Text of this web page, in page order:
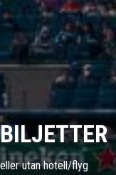
utan hotell/flyg